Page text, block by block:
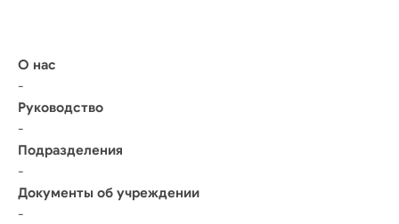
О нас
-
Руководство
-
Подразделения
-
Документы об учреждении
-